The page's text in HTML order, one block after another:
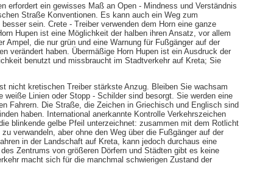
erfordert ein gewisses Maß an Open - Mindness und Verständnis
Straße Konventionen. Es kann auch ein Weg zum
sein. Crete - Treiber verwenden dem Horn eine ganze
Hupen ist eine Möglichkeit der halben ihren Ansatz, vor allem
Ampel, die nur grün und eine Warnung für Fußgänger auf der
verändert haben. Übermäßige Horn Hupen ist ein Ausdruck der
benutzt und missbraucht im Stadtverkehr auf Kreta; Sie
nicht kretischen Treiber stärkste Anzug. Bleiben Sie wachsam
weiße Linien oder Stopp - Schilder sind besorgt. Sie werden eine
Fahrern. Die Straße, die Zeichen in Griechisch und Englisch sind
haben. International anerkannte Kontrolle Verkehrszeichen
blinkende gelbe Pfeil unterzeichnet: zusammen mit dem Rotlicht
verwandeln, aber ohne den Weg über die Fußgänger auf der
in der Landschaft auf Kreta, kann jedoch durchaus eine
Zentrums von größeren Dörfern und Städten gibt es keine
macht sich für die manchmal schwierigen Zustand der